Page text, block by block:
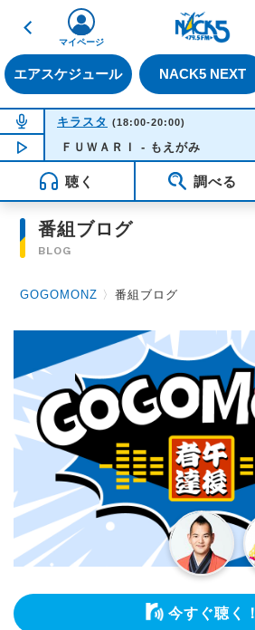
戻る
エアスケジュール NACK5 NEXT
マイページ
NOW ON AIR
キラスタ (18:00-20:00)
NOW PLAYING 18:28
ＦＵＷＡＲＩ - もえがみ
聴く 調べる
番組ブログ
BLOG
GOGOMONZ 〉番組ブログ
今すぐ聴く！